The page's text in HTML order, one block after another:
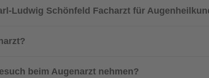
Ludwig Schönfeld Facharzt für
beim Augenarzt nehmen?